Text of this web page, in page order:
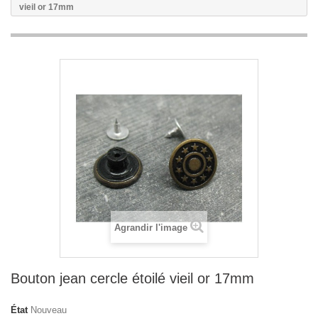
vieil or 17mm
Agrandir l'image
Bouton jean cercle étoilé vieil or 17mm
État Nouveau